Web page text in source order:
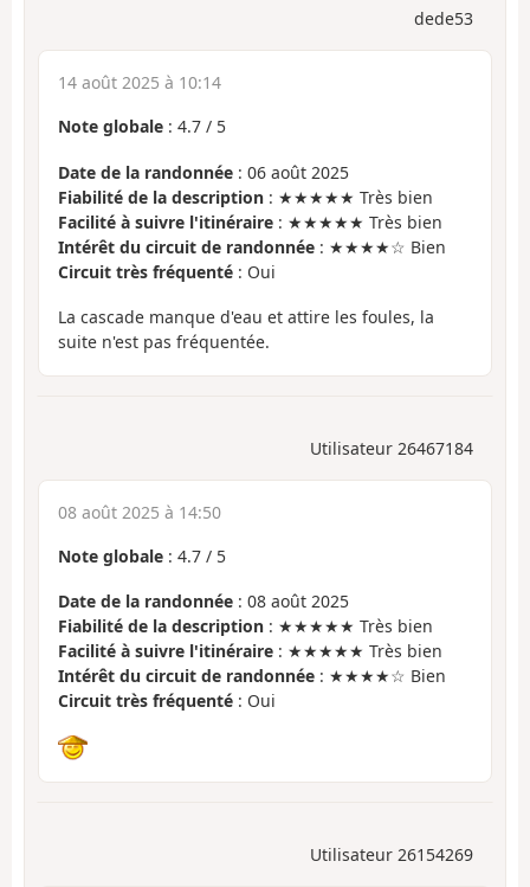
dede53
14 août 2025 à 10:14
Note globale : 4.7 / 5
Date de la randonnée : 06 août 2025
Fiabilité de la description : ★★★★★ Très bien
Facilité à suivre l'itinéraire : ★★★★★ Très bien
Intérêt du circuit de randonnée : ★★★★☆ Bien
Circuit très fréquenté : Oui
La cascade manque d'eau et attire les foules, la
suite n'est pas fréquentée.
Utilisateur 26467184
08 août 2025 à 14:50
Note globale : 4.7 / 5
Date de la randonnée : 08 août 2025
Fiabilité de la description : ★★★★★ Très bien
Facilité à suivre l'itinéraire : ★★★★★ Très bien
Intérêt du circuit de randonnée : ★★★★☆ Bien
Circuit très fréquenté : Oui
Utilisateur 26154269